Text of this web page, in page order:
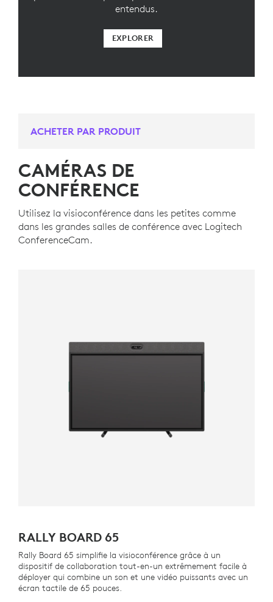
entendus.
EXPLORER
ACHETER PAR PRODUIT
CAMÉRAS DE
CONFÉRENCE
Utilisez la visioconférence dans les petites comme
dans les grandes salles de conférence avec Logitech
ConferenceCam.
RALLY BOARD 65
Rally Board 65 simplifie la visioconférence grâce à un
dispositif de collaboration tout-en-un extrêmement facile à
déployer qui combine un son et une vidéo puissants avec un
écran tactile de 65 pouces.